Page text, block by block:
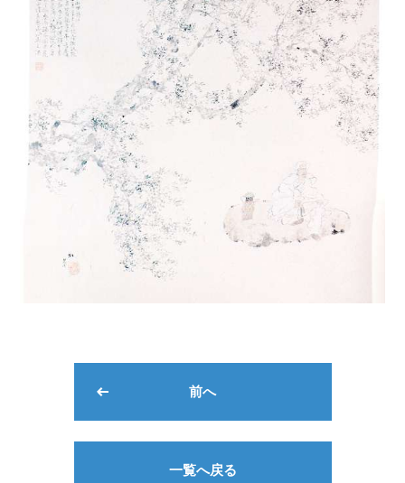
前へ
一覧へ戻る